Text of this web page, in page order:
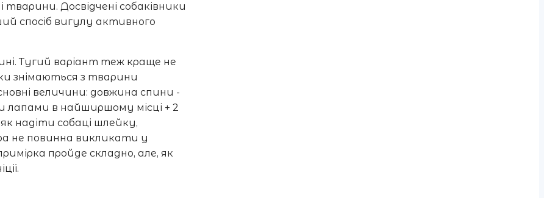
Досвідчені собаківники
спосіб вигулу активного
Тугий варіант теж краще не
знімаються з тварини
величини: довжина спини -
лапами в найширшому місці + 2
надіти собаці шлейку,
не повинна викликати у
пройде складно, але, як